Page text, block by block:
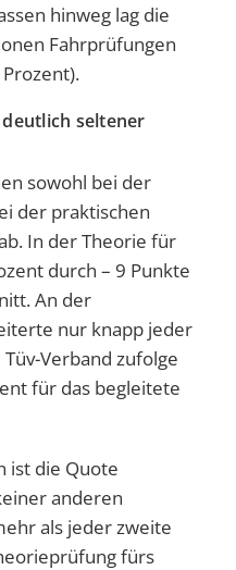
hinweg lag die
Fahrprüfungen
seltener
sowohl bei der
der praktischen
In der Theorie für
durch – 9 Punkte
An der
nur knapp jeder
Verband zufolge
für das begleitete
ist die Quote
anderen
als jeder zweite
fürs